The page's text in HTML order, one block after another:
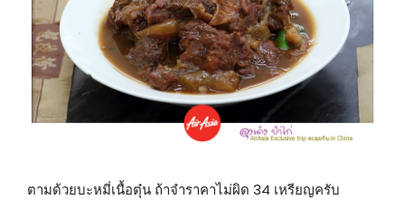
ตามด้วยบะหมี่เนื้อตุ๋น ถ้าจำราคาไม่ผิด 34 เหรียญครับ